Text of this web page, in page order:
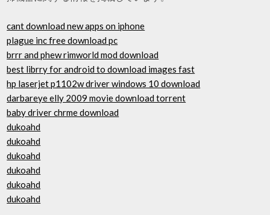
cant download new apps on iphone
plague inc free download pc
brrr and phew rimworld mod download
best librry for android to download images fast
hp laserjet p1102w driver windows 10 download
darbareye elly 2009 movie download torrent
baby driver chrme download
dukoahd
dukoahd
dukoahd
dukoahd
dukoahd
dukoahd